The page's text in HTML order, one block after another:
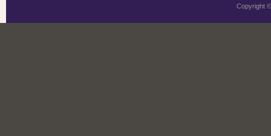
Copyright